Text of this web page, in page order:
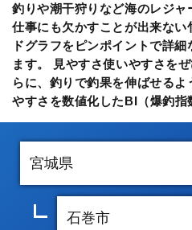
釣りや潮干狩りなど海のレジ
仕事にも欠かすことが出来ない
ドグラフをピンポイントで詳
ます。 見やすさ使いやすさを
らに、釣りで釣果を伸ばせる
やすさを数値化したBI（爆釣指